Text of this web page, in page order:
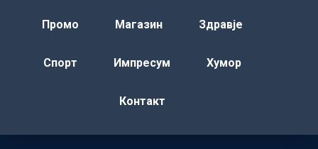
Промо Магазин Здравје
Спорт Импресум Хумор
Контакт